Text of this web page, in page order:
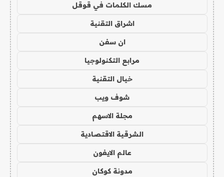
مسك الكلمات في قوقل
اشراق التقنية
ان سفن
مرابع التكنولوجيا
خيال التقنية
شوف ويب
مجلة الاسهم
الشرقية الاقتصادية
عالم الايفون
مدونة كوكان